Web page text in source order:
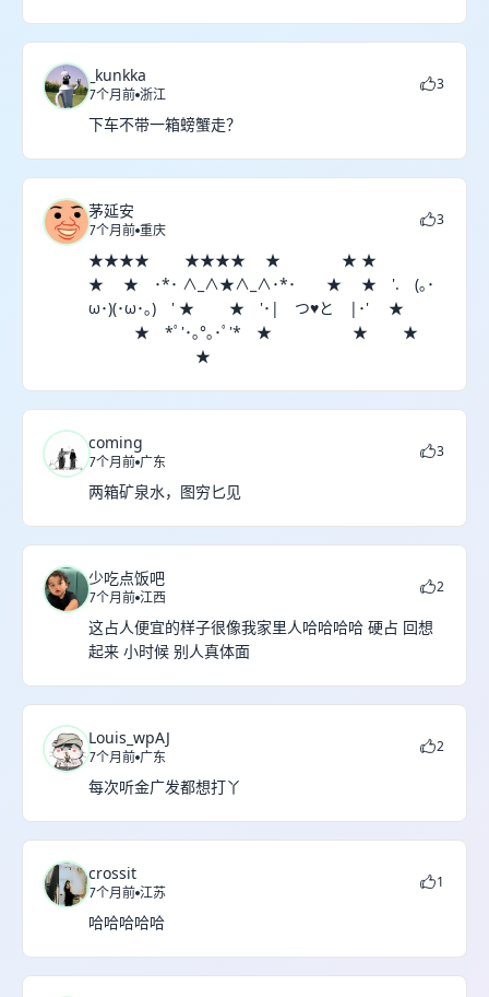
_kunkka
7个月前 浙江
3
下车不带一箱螃蟹走？
茅延安
7个月前 重庆
3
★★★★ ★★★★ ★ ★ ★
★ ★ ･*･ ∧_∧★∧_∧･*･ ★ ★ '. (｡･
ω･)(･ω･｡) ' ★ ★ '･| つ♥と |･' ★
★ *ﾟ'･｡°｡･ﾟ'* ★ ★ ★
★
coming
7个月前 广东
3
两箱矿泉水，图穷匕见
少吃点饭吧
7个月前 江西
2
这占人便宜的样子很像我家里人哈哈哈哈 硬占 回想
起来 小时候 别人真体面
Louis_wpAJ
7个月前 广东
2
每次听金广发都想打丫
crossit
7个月前 江苏
1
哈哈哈哈哈